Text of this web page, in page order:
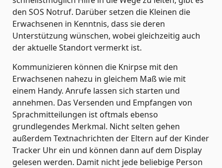
den SOS Notruf. Darüber setzen die Kleinen die
Erwachsenen in Kenntnis, dass sie deren
Unterstützung wünschen, wobei gleichzeitig auch
der aktuelle Standort vermerkt ist.
Kommunizieren können die Knirpse mit den
Erwachsenen nahezu in gleichem Maß wie mit
einem Handy. Anrufe lassen sich starten und
annehmen. Das Versenden und Empfangen von
Sprachmitteilungen ist oftmals ebenso
grundlegendes Merkmal. Nicht selten gehen
außerdem Textnachrichten der Eltern auf der Kinder
Tracker Uhr ein und können dann auf dem Display
gelesen werden. Damit nicht jede beliebige Person